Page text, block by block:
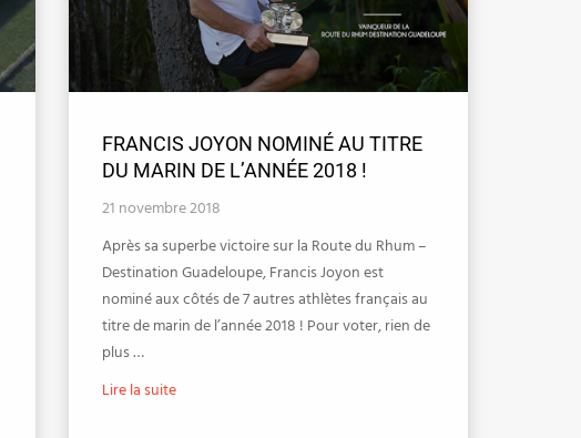
FRANCIS JOYON NOMINÉ AU TITRE
DU MARIN DE L’ANNÉE 2018 !
21 novembre 2018
Après sa superbe victoire sur la Route du Rhum –
Destination Guadeloupe, Francis Joyon est
nominé aux côtés de 7 autres athlètes français au
titre de marin de l’année 2018 ! Pour voter, rien de
plus …
Lire la suite